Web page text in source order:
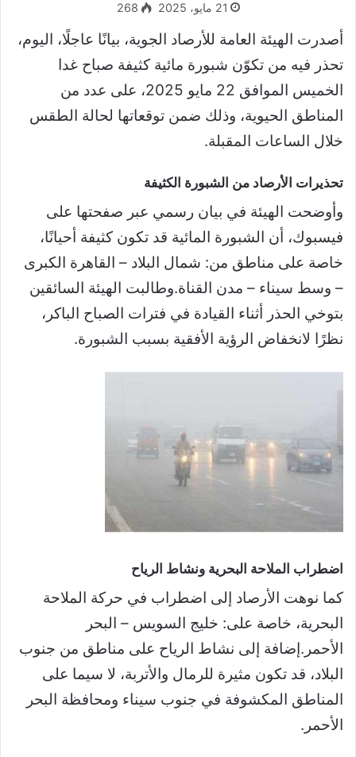
21 مايو، 2025 268
أصدرت الهيئة العامة للأرصاد الجوية، بيانًا عاجلًا، اليوم،
تحذر فيه من تكوّن شبورة مائية كثيفة صباح غدا
الخميس الموافق 22 مايو 2025، على عدد من
المناطق الحيوية، وذلك ضمن توقعاتها لحالة الطقس
خلال الساعات المقبلة.
تحذيرات الأرصاد من الشبورة الكثيفة
وأوضحت الهيئة في بيان رسمي عبر صفحتها على
فيسبوك، أن الشبورة المائية قد تكون كثيفة أحيانًا،
خاصة على مناطق من: شمال البلاد – القاهرة الكبرى
– وسط سيناء – مدن القناة.وطالبت الهيئة السائقين
بتوخي الحذر أثناء القيادة في فترات الصباح الباكر،
نظرًا لانخفاض الرؤية الأفقية بسبب الشبورة.
اضطراب الملاحة البحرية ونشاط الرياح
كما نوهت الأرصاد إلى اضطراب في حركة الملاحة
البحرية، خاصة على: خليج السويس – البحر
الأحمر.إضافة إلى نشاط الرياح على مناطق من جنوب
البلاد، قد تكون مثيرة للرمال والأتربة، لا سيما على
المناطق المكشوفة في جنوب سيناء ومحافظة البحر
الأحمر.